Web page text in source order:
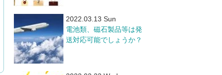
2022.03.13 Sun
電池類、磁石製品等は発
送対応可能でしょうか？